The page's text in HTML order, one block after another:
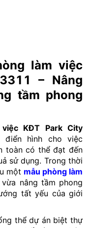
làm việc
– Nâng
tầm phong
KĐT Park City
hình cho việc
toàn có thể đạt đến
sử dụng. Trong thời
một mẫu phòng làm
nâng tầm phong
tất yếu của giới
thể dự án biệt thự